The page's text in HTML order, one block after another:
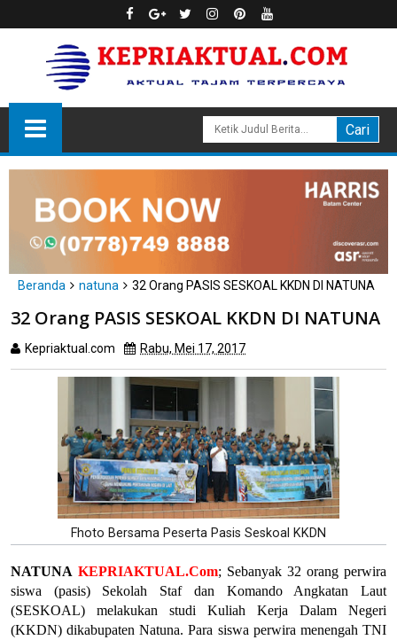
Beranda natuna 32 Orang PASIS SESKOAL KKDN DI NATUNA
32 Orang PASIS SESKOAL KKDN DI NATUNA
Kepriaktual.com Rabu, Mei 17, 2017
Fhoto Bersama Peserta Pasis Seskoal KKDN
NATUNA KEPRIAKTUAL.Com; Sebanyak 32 orang perwira
siswa (pasis) Sekolah Staf dan Komando Angkatan Laut
(SESKOAL) melakukan studi Kuliah Kerja Dalam Negeri
(KKDN) dikabupaten Natuna. Para siswa perwira menengah TNI